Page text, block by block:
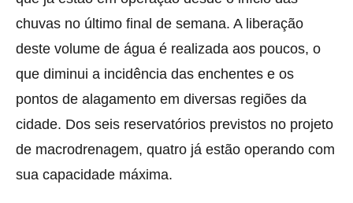
chuvas no último final de semana. A liberação
deste volume de água é realizada aos poucos, o
que diminui a incidência das enchentes e os
pontos de alagamento em diversas regiões da
cidade. Dos seis reservatórios previstos no projeto
de macrodrenagem, quatro já estão operando com
sua capacidade máxima.